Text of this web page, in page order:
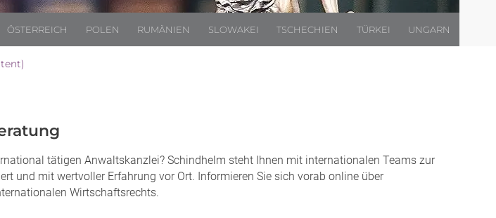
ÖSTERREICH POLEN RUMÄNIEN SLOWAKEI TSCHECHIEN TÜRKEI UNGARN
tätigen Anwaltskanzlei? Schindhelm steht Ihnen mit internationalen Teams zur
und mit wertvoller Erfahrung vor Ort. Informieren Sie sich vorab online über
Wirtschaftsrechts.